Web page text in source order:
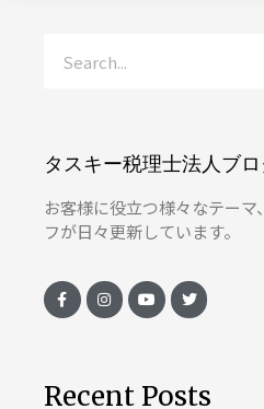
タスキー税理士法人ブ
お客様に役立つ様々なテー
フが日々更新しています。
Recent Posts